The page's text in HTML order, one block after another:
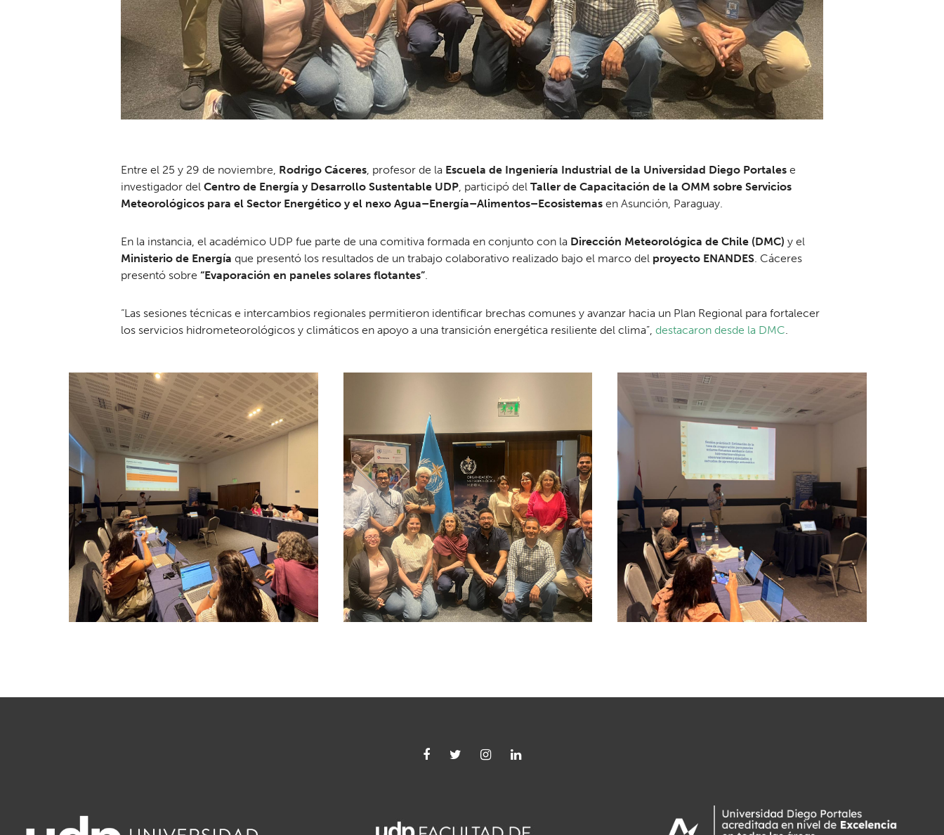
Entre el 25 y 29 de noviembre, Rodrigo Cáceres, profesor de la Escuela de Ingeniería Industrial de la Universidad Diego Portales e
investigador del Centro de Energía y Desarrollo Sustentable UDP, participó del Taller de Capacitación de la OMM sobre Servicios
Meteorológicos para el Sector Energético y el nexo Agua–Energía–Alimentos–Ecosistemas en Asunción, Paraguay.
En la instancia, el académico UDP fue parte de una comitiva formada en conjunto con la Dirección Meteorológica de Chile (DMC) y el
Ministerio de Energía que presentó los resultados de un trabajo colaborativo realizado bajo el marco del proyecto ENANDES. Cáceres
presentó sobre “Evaporación en paneles solares flotantes”.
“Las sesiones técnicas e intercambios regionales permitieron identificar brechas comunes y avanzar hacia un Plan Regional para fortalecer
los servicios hidrometeorológicos y climáticos en apoyo a una transición energética resiliente del clima”, destacaron desde la DMC.